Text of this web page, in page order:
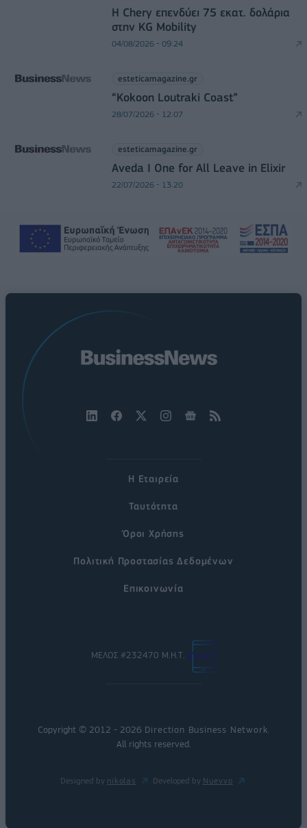
Η Chery επενδύει 75 εκατ. δολάρια
στην KG Mobility
04/08/2026 - 09:24
esteticamagazine.gr
“Kokoon Loutraki Coast”
28/07/2026 - 12:07
esteticamagazine.gr
Aveda I One for All Leave in Elixir
22/07/2026 - 13:20
Η Εταιρεία
Ταυτότητα
Όροι Χρήσης
Πολιτική Προστασίας Δεδομένων
Επικοινωνία
ΜΕΛΟΣ #232470 Μ.Η.Τ.
Copyright © 2012 - 2026 Direction Business Network
All rights reserved.
Designed by nikolas Developed by Nuevvo